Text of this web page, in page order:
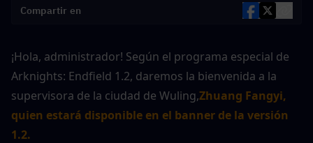
Compartir en
¡Hola, administrador! Según el programa especial de
Arknights: Endfield 1.2, daremos la bienvenida a la
supervisora de la ciudad de Wuling,Zhuang Fangyi,
quien estará disponible en el banner de la versión
1.2.